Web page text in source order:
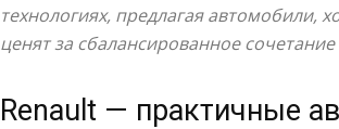
технологиях, предлагая автомобили,
ценят за сбалансированное
Renault — практичные